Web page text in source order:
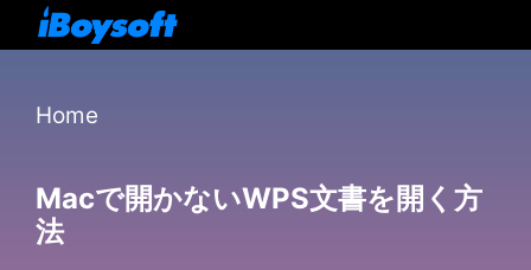
Home
Macで開かないWPS文書を開く方
法